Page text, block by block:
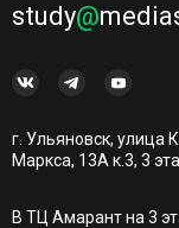
study@
г. Ульяновск, улица
Маркса, 13А к.3, 3
В ТЦ Амарант на 3